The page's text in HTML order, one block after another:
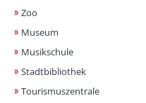
Zoo
Museum
Musikschule
Stadtbibliothek
Tourismuszentrale